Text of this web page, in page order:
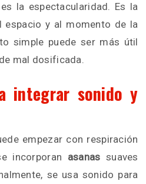
la espectacularidad. Es la
espacio y al momento de la
simple puede ser más útil
mal dosificada.
integrar sonido y
empezar con respiración
incorporan asanas suaves
se usa sonido para